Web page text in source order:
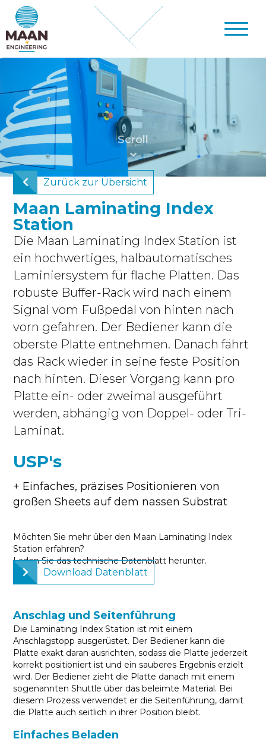
Zurück zur Übersicht
Maan Laminating Index
Station
Die Maan Laminating Index Station ist
ein hochwertiges, halbautomatisches
Laminiersystem für flache Platten. Das
robuste Buffer-Rack wird nach einem
Signal vom Fußpedal von hinten nach
vorn gefahren. Der Bediener kann die
oberste Platte entnehmen. Danach fährt
das Rack wieder in seine feste Position
nach hinten. Dieser Vorgang kann pro
Platte ein- oder zweimal ausgeführt
werden, abhängig von Doppel- oder Tri-
Laminat.
USP's
+ Einfaches, präzises Positionieren von
großen Sheets auf dem nassen Substrat
Möchten Sie mehr über den Maan Laminating Index
Station erfahren?
Laden Sie das technische Datenblatt herunter.
Download Datenblatt
Anschlag und Seitenführung
Die Laminating Index Station ist mit einem
Anschlagstopp ausgerüstet. Der Bediener kann die
Platte exakt daran ausrichten, sodass die Platte jederzeit
korrekt positioniert ist und ein sauberes Ergebnis erzielt
wird. Der Bediener zieht die Platte danach mit einem
sogenannten Shuttle über das beleimte Material. Bei
diesem Prozess verwendet er die Seitenführung, damit
die Platte auch seitlich in ihrer Position bleibt.
Einfaches Beladen